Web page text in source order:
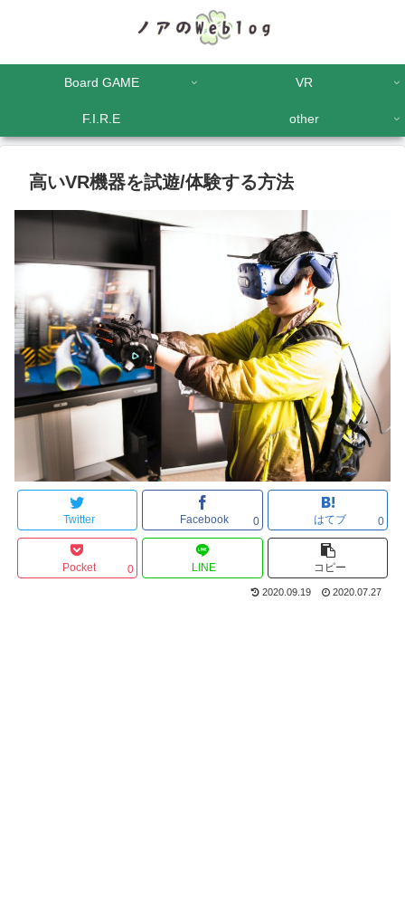
Board GAME VR
F.I.R.E other
高いVR機器を試遊/体験する方法
Twitter Facebook 0 はてブ 0
Pocket 0 LINE コピー
2020.09.19 2020.07.27